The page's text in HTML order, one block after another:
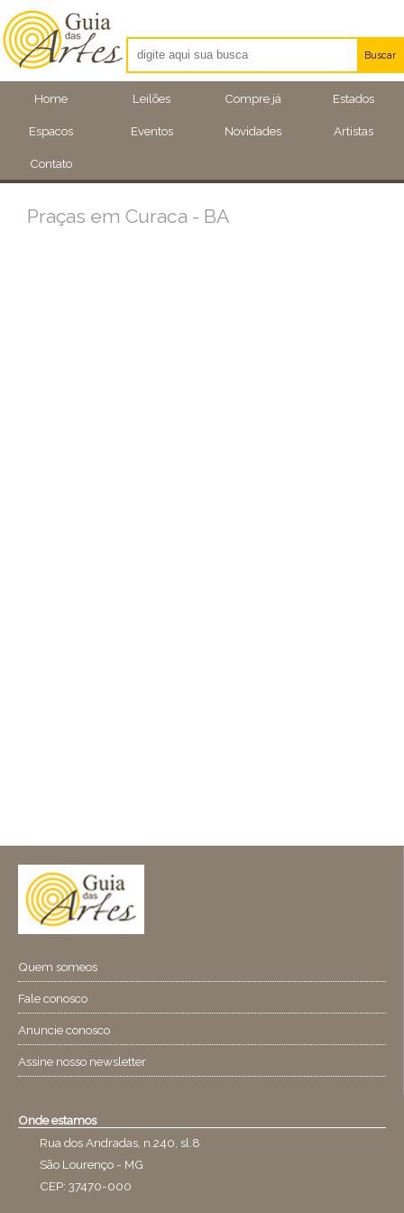
Home Leilões Compre já Estados
Espacos Eventos Novidades Artistas
Contato
Buscar
Artistas
Eventos
Praças em Curaca - BA
Quem someos
Fale conosco
Anuncie conosco
Assine nosso newsletter
Onde estamos
Rua dos Andradas, n.240, sl.8
São Lourenço - MG
CEP: 37470-000